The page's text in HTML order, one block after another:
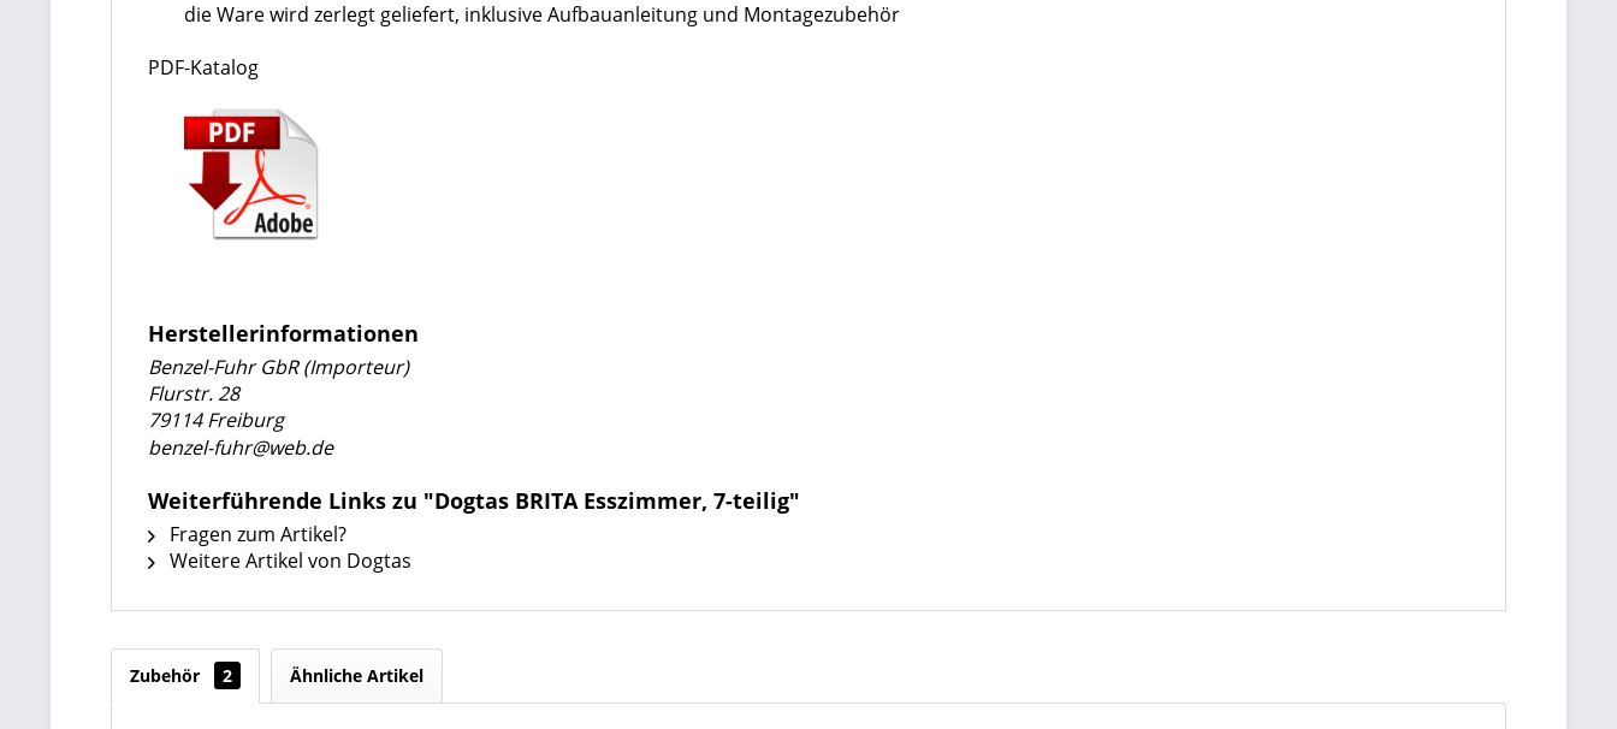
die Ware wird zerlegt geliefert, inklusive Aufbauanleitung und Montagezubehör
PDF-Katalog
Herstellerinformationen
Benzel-Fuhr GbR (Importeur)
Flurstr. 28
79114 Freiburg
benzel-fuhr@web.de
Weiterführende Links zu "Dogtas BRITA Esszimmer, 7-teilig"
Fragen zum Artikel?
Weitere Artikel von Dogtas
Zubehör 2 Ähnliche Artikel